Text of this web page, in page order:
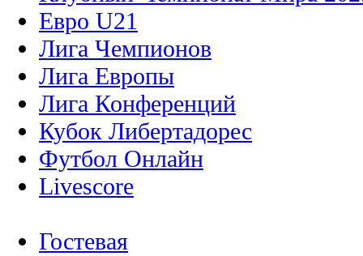
Евро U21
Лига Чемпионов
Лига Европы
Лига Конференций
Кубок Либертадорес
Футбол Онлайн
Livescore
Гостевая